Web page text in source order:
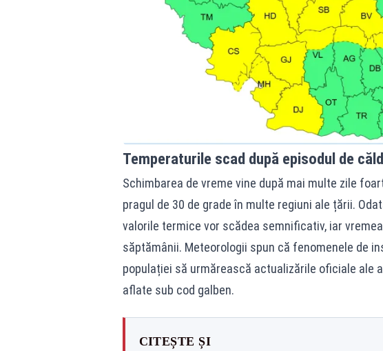
Temperaturile scad după episodul de
Schimbarea de vreme vine după mai multe zile
pragul de 30 de grade în multe regiuni ale țării.
valorile termice vor scădea semnificativ, iar
săptămânii. Meteorologii spun că fenomenele de
populației să urmărească actualizările oficiale ale
aflate sub cod galben.
CITEȘTE ȘI